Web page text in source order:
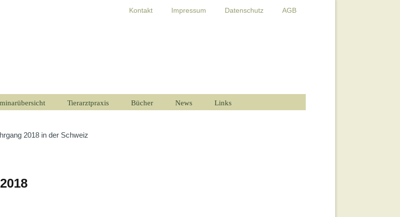
Kontakt Impressum Datenschutz AGB
Tierarztpraxis Bücher News Links
2018 in der Schweiz